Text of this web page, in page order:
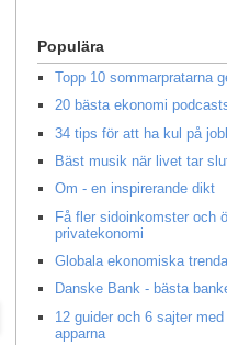
Populära
Topp 10 sommarpratarna
20 bästa ekonomi
34 tips för att ha kul på
Bäst musik när livet tar
Om - en inspirerande dikt
Få fler sidoinkomster och
privatekonomi
Globala ekonomiska
Danske Bank - bästa
12 guider och 6 sajter
apparna